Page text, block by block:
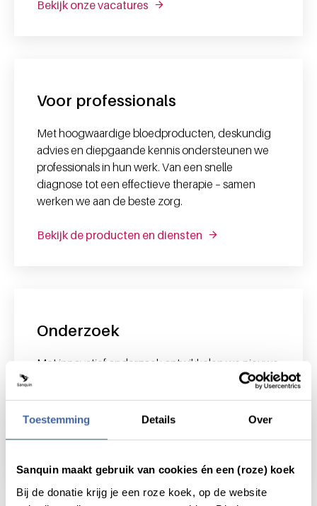
Toestemming Details Over
Sanquin maakt gebruik van cookies én een (roze) koek
Bij de donatie krijg je een roze koek, op de website
Bekijk onze vacatures
Voor professionals
Met hoogwaardige bloedproducten, deskundig
advies en diepgaande kennis ondersteunen we
professionals in hun werk. Van een snelle
diagnose tot een effectieve therapie – samen
werken we aan de beste zorg.
Bekijk de producten en diensten
Onderzoek
Met innovatief onderzoek ontwikkelen we nieuwe
diagnostiek en behandelingen voor bloedziektes
waar nu nog geen oplossing voor is. Wat we
vandaag ontdekken is morgen van levensbelang.